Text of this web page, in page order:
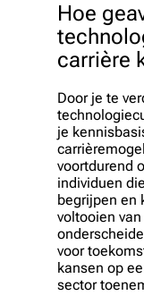
Hoe
carrière
Door je te
je
voortdurend
individuen
begrijpen en
voltooien
voor
kansen op
sector